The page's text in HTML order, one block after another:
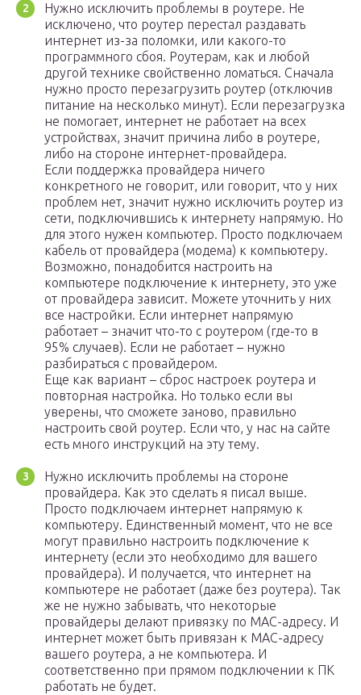
Нужно исключить проблемы в роутере. Не
исключено, что роутер перестал раздавать
интернет из-за поломки, или какого-то
программного сбоя. Роутерам, как и любой
другой технике свойственно ломаться. Сначала
нужно просто перезагрузить роутер (отключив
питание на несколько минут). Если перезагрузка
не помогает, интернет не работает на всех
устройствах, значит причина либо в роутере,
либо на стороне интернет-провайдера.
Если поддержка провайдера ничего
конкретного не говорит, или говорит, что у них
проблем нет, значит нужно исключить роутер из
сети, подключившись к интернету напрямую. Но
для этого нужен компьютер. Просто подключаем
кабель от провайдера (модема) к компьютеру.
Возможно, понадобится настроить на
компьютере подключение к интернету, это уже
от провайдера зависит. Можете уточнить у них
все настройки. Если интернет напрямую
работает – значит что-то с роутером (где-то в
95% случаев). Если не работает – нужно
разбираться с провайдером.
Еще как вариант – сброс настроек роутера и
повторная настройка. Но только если вы
уверены, что сможете заново, правильно
настроить свой роутер. Если что, у нас на сайте
есть много инструкций на эту тему.
Нужно исключить проблемы на стороне
провайдера. Как это сделать я писал выше.
Просто подключаем интернет напрямую к
компьютеру. Единственный момент, что не все
могут правильно настроить подключение к
интернету (если это необходимо для вашего
провайдера). И получается, что интернет на
компьютере не работает (даже без роутера). Так
же не нужно забывать, что некоторые
провайдеры делают привязку по MAC-адресу. И
интернет может быть привязан к MAC-адресу
вашего роутера, а не компьютера. И
соответственно при прямом подключении к ПК
работать не будет.